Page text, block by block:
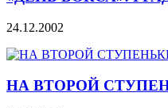
24.12.2002
НА ВТОРОЙ